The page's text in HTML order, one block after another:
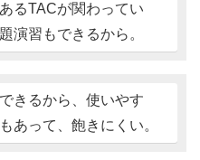
るTACが関わってい
演習もできるから。
きるから、使いやす
あって、飽きにくい。